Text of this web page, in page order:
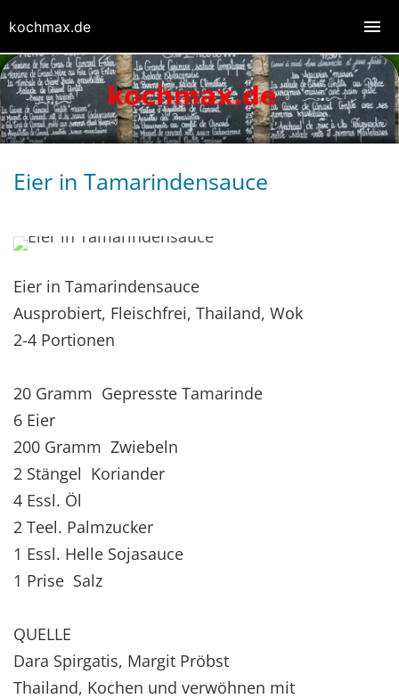
Eier in Tamarindensauce
Eier in Tamarindensauce
Ausprobiert, Fleischfrei, Thailand, Wok
2-4 Portionen
20 Gramm Gepresste Tamarinde
6 Eier
200 Gramm Zwiebeln
2 Stängel Koriander
4 Essl. Öl
2 Teel. Palmzucker
1 Essl. Helle Sojasauce
1 Prise Salz
QUELLE
Dara Spirgatis, Margit Pröbst
Thailand, Kochen und verwöhnen mit
kochmax.de